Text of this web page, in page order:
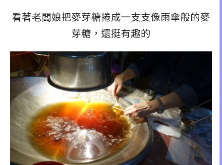
看著老闆娘把麥芽糖捲成一支支像雨傘般的麥
芽糖，還挺有趣的